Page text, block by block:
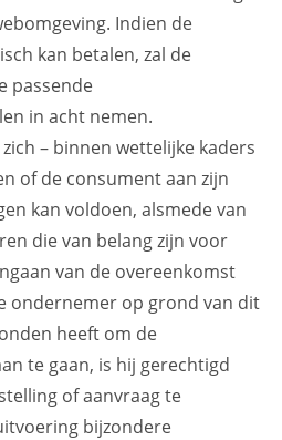
Indien de
kan betalen, zal de
passende
in acht nemen.
– binnen wettelijke kaders
of de consument aan zijn
kan voldoen, alsmede van
die van belang zijn voor
van de overeenkomst
ondernemer op grond van dit
heeft om de
te gaan, is hij gerechtigd
of aanvraag te
bijzondere